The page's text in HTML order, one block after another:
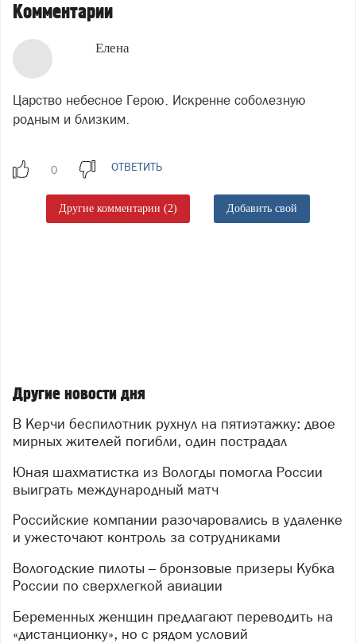
Комментарии
Елена
Царство небесное Герою. Искренне соболезную
родным и близким.
ОТВЕТИТЬ
Другие комментарии (2) Добавить свой
Другие новости дня
В Керчи беспилотник рухнул на пятиэтажку: двое
мирных жителей погибли, один пострадал
Юная шахматистка из Вологды помогла России
выиграть международный матч
Российские компании разочаровались в удаленке
и ужесточают контроль за сотрудниками
Вологодские пилоты – бронзовые призеры Кубка
России по сверхлегкой авиации
Беременных женщин предлагают переводить на
«дистанционку», но с рядом условий